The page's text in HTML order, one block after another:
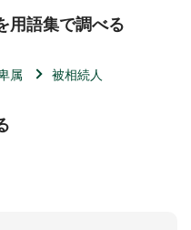
用語集で調べる
属 被相続人